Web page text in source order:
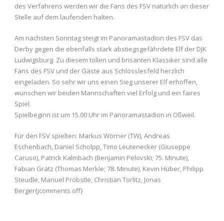
des Verfahrens werden wir die Fans des FSV natürlich an dieser
Stelle auf dem laufenden halten.
Am nächsten Sonntag steigt im Panoramastadion des FSV das
Derby gegen die ebenfalls stark abstiegsgefährdete Elf der DJK
Ludwigsburg. Zu diesem tollen und brisanten Klassiker sind alle
Fans des FSV und der Gäste aus Schlösslesfeld herzlich
eingeladen. So sehr wir uns einen Sieg unserer Elf erhoffen,
wünschen wir beiden Mannschaften viel Erfolg und ein faires
Spiel.
Spielbeginn ist um 15.00 Uhr im Panoramastadion in Oßweil.
Für den FSV spielten: Markus Wörner (TW), Andreas
Eschenbach, Daniel Scholpp, Timo Leutenecker (Giuseppe
Caruso), Patrick Kalmbach (Benjamin Pelovski; 75. Minute),
Fabian Grätz (Thomas Merkle; 78. Minute), Kevin Hüber, Philipp
Steudle, Manuel Pröbstle, Christian Torlitz, Jonas
Berger{jcomments off}